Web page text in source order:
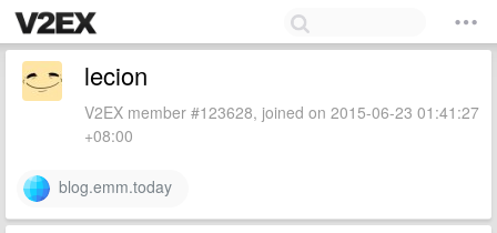
lecion
V2EX member #123628, joined on 2015-06-23 01:41:27
+08:00
blog.emm.today